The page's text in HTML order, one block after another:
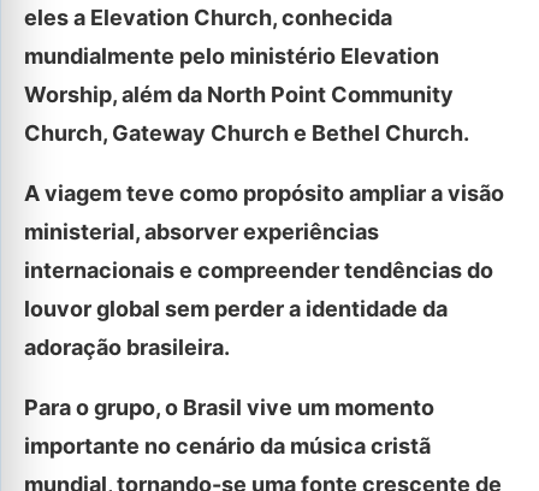
eles a Elevation Church, conhecida
mundialmente pelo ministério Elevation
Worship, além da North Point Community
Church, Gateway Church e Bethel Church.
A viagem teve como propósito ampliar a visão
ministerial, absorver experiências
internacionais e compreender tendências do
louvor global sem perder a identidade da
adoração brasileira.
Para o grupo, o Brasil vive um momento
importante no cenário da música cristã
mundial, tornando-se uma fonte crescente de